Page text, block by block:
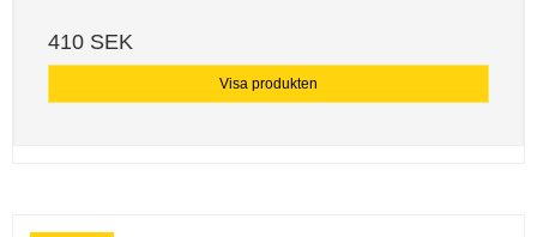
410 SEK
Visa produkten